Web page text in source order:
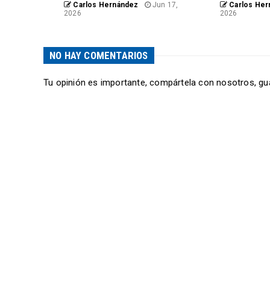
Carlos Hernández
Jun 17,
2026
Carlos
2026
NO HAY COMENTARIOS
Tu opinión es importante, compártela con nosotros,